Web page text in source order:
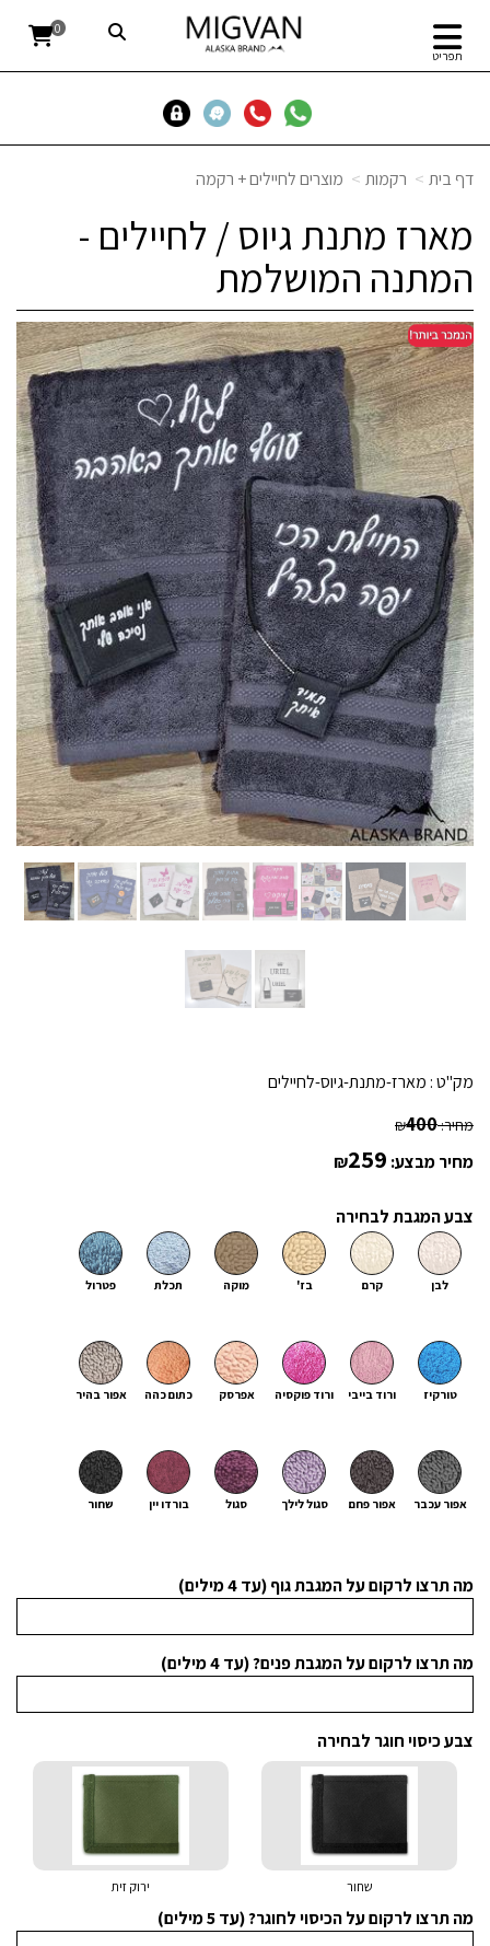
תפריט
0
דף בית רקמות מוצרים לחיילים + רקמה
מארז מתנת גיוס / לחיילים -
המתנה המושלמת
מק"ט : מארז-מתנת-גיוס-לחיילים
מחיר: ₪400
מחיר מבצע: ₪259
צבע המגבת לבחירה
לבן קרם בז' מוקה תכלת פטרול
טורקיז ורוד בייבי ורוד פוקסיה אפרסק כתום כהה אפור בהיר
אפור עכבר אפור פחם סגול לילך סגול בורדו יין שחור
מה תרצו לרקום על המגבת גוף (עד 4 מילים)
מה תרצו לרקום על המגבת פנים? (עד 4 מילים)
צבע כיסוי חוגר לבחירה
שחור ירוק זית
מה תרצו לרקום על הכיסוי לחוגר? (עד 5 מילים)